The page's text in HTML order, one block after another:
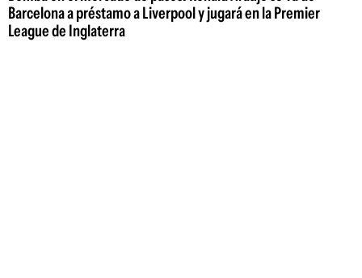
Barcelona a préstamo a Liverpool y jugará en la Premier
League de Inglaterra